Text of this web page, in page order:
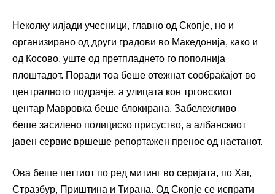
Неколку илјади учесници, главно од Скопје, но и
организирано од други градови во Македонија, како и
од Косово, уште од претпладнето го пополнија
плоштадот. Поради тоа беше отежнат сообраќајот во
централното подрачје, а улицата кон трговскиот
центар Мавровка беше блокирана. Забележливо
беше засилено полициско присуство, а албанскиот
јавен сервис вршеше репортажен пренос од настанот.
Ова беше петтиот по ред митинг во серијата, по Хаг,
Стразбур, Приштина и Тирана. Од Скопје се испрати